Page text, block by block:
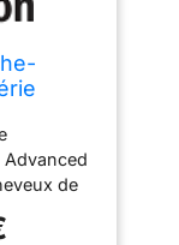
Advanced
de
qui